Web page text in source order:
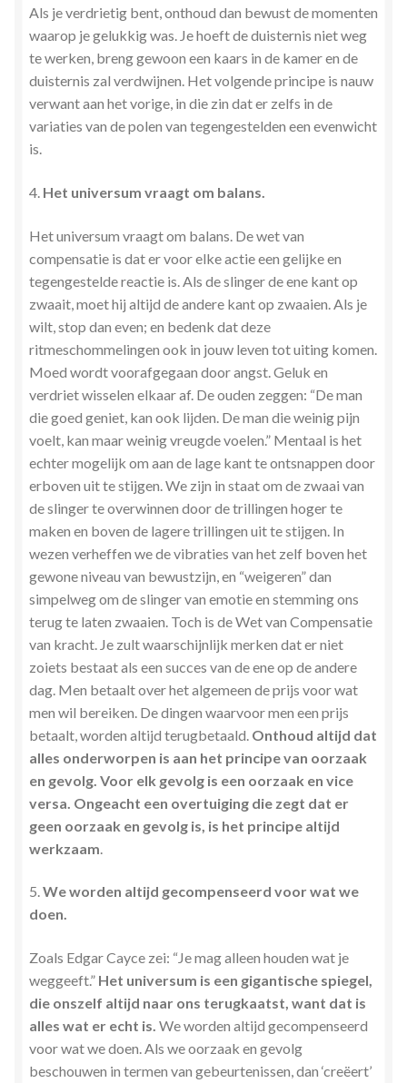
Als je verdrietig bent, onthoud dan bewust de momenten
waarop je gelukkig was. Je hoeft de duisternis niet weg
te werken, breng gewoon een kaars in de kamer en de
duisternis zal verdwijnen. Het volgende principe is nauw
verwant aan het vorige, in die zin dat er zelfs in de
variaties van de polen van tegengestelden een evenwicht
is.
4. Het universum vraagt om balans.
Het universum vraagt om balans. De wet van
compensatie is dat er voor elke actie een gelijke en
tegengestelde reactie is. Als de slinger de ene kant op
zwaait, moet hij altijd de andere kant op zwaaien. Als je
wilt, stop dan even; en bedenk dat deze
ritmeschommelingen ook in jouw leven tot uiting komen.
Moed wordt voorafgegaan door angst. Geluk en
verdriet wisselen elkaar af. De ouden zeggen: “De man
die goed geniet, kan ook lijden. De man die weinig pijn
voelt, kan maar weinig vreugde voelen.” Mentaal is het
echter mogelijk om aan de lage kant te ontsnappen door
erboven uit te stijgen. We zijn in staat om de zwaai van
de slinger te overwinnen door de trillingen hoger te
maken en boven de lagere trillingen uit te stijgen. In
wezen verheffen we de vibraties van het zelf boven het
gewone niveau van bewustzijn, en “weigeren” dan
simpelweg om de slinger van emotie en stemming ons
terug te laten zwaaien. Toch is de Wet van Compensatie
van kracht. Je zult waarschijnlijk merken dat er niet
zoiets bestaat als een succes van de ene op de andere
dag. Men betaalt over het algemeen de prijs voor wat
men wil bereiken. De dingen waarvoor men een prijs
betaalt, worden altijd terugbetaald. Onthoud altijd dat
alles onderworpen is aan het principe van oorzaak
en gevolg. Voor elk gevolg is een oorzaak en vice
versa. Ongeacht een overtuiging die zegt dat er
geen oorzaak en gevolg is, is het principe altijd
werkzaam
5.We worden altijd gecompenseerd voor wat we
doen.
Zoals Edgar Cayce zei: “Je mag alleen houden wat je
weggeeft.” Het universum is een gigantische spiegel,
die onszelf altijd naar ons terugkaatst, want dat is
alles wat er echt is. We worden altijd gecompenseerd
voor wat we doen. Als we oorzaak en gevolg
beschouwen in termen van gebeurtenissen, dan ‘creëert’